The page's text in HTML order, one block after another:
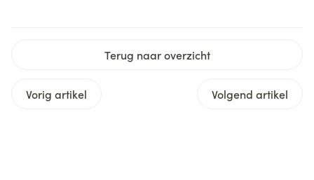
Terug naar overzicht
Vorig artikel Volgend artikel